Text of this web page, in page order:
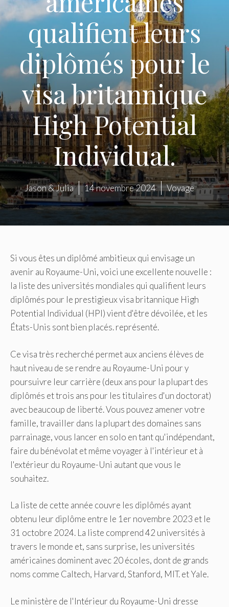
qualifient leurs
diplômés pour le
visa britannique
High Potential
Individual.
Jason & Julia 14 novembre 2024 Voyage
Si vous êtes un diplômé ambitieux qui envisage un
avenir au Royaume-Uni, voici une excellente nouvelle :
la liste des universités mondiales qui qualifient leurs
diplômés pour le prestigieux visa britannique High
Potential Individual (HPI) vient d'être dévoilée, et les
États-Unis sont bien placés. représenté.
Ce visa très recherché permet aux anciens élèves de
haut niveau de se rendre au Royaume-Uni pour y
poursuivre leur carrière (deux ans pour la plupart des
diplômés et trois ans pour les titulaires d'un doctorat)
avec beaucoup de liberté. Vous pouvez amener votre
famille, travailler dans la plupart des domaines sans
parrainage, vous lancer en solo en tant qu'indépendant,
faire du bénévolat et même voyager à l'intérieur et à
l'extérieur du Royaume-Uni autant que vous le
souhaitez.
La liste de cette année couvre les diplômés ayant
obtenu leur diplôme entre le 1er novembre 2023 et le
31 octobre 2024. La liste comprend 42 universités à
travers le monde et, sans surprise, les universités
américaines dominent avec 20 écoles, dont de grands
noms comme Caltech, Harvard, Stanford, MIT. et Yale.
Le ministère de l'Intérieur du Royaume-Uni dresse